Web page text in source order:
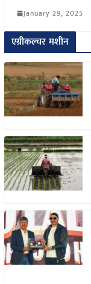
January 29, 2025
एग्रीकल्चर मशीन